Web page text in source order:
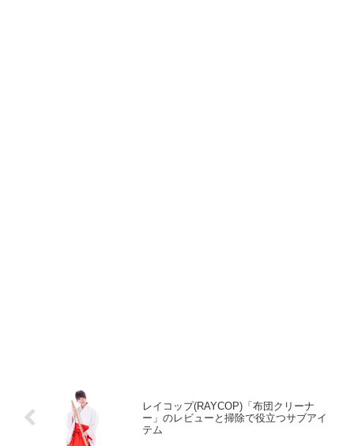
レイコップ(RAYCOP)「布団クリーナ
ー」のレビューと掃除で役立つサブアイ
テム